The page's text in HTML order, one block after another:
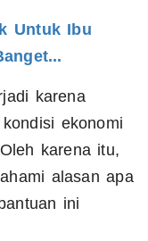
Untuk Ibu
karena
ekonomi
karena itu,
alasan apa
ini